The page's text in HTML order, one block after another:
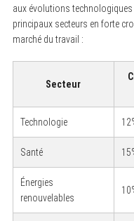
aux évolutions
principaux secteurs en forte
marché du travail :
Secteur
Technologie
Santé
Énergies
renouvelables